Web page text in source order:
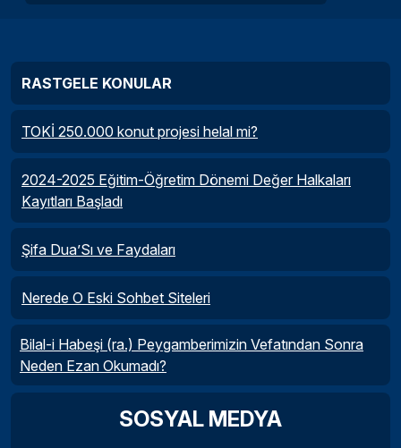
RASTGELE KONULAR
TOKİ 250.000 konut projesi helal mi?
2024-2025 Eğitim-Öğretim Dönemi Değer Halkaları
Kayıtları Başladı
Şifa Dua’Sı ve Faydaları
Nerede O Eski Sohbet Siteleri
Bilal-i Habeşi (ra.) Peygamberimizin Vefatından Sonra
Neden Ezan Okumadı?
SOSYAL MEDYA